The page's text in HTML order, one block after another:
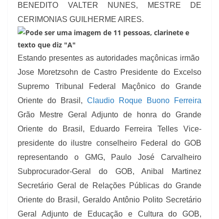
BENEDITO VALTER NUNES, MESTRE DE
CERIMONIAS GUILHERME AIRES.
Estando presentes as autoridades maçônicas irmão
Jose Moretzsohn de Castro Presidente do Excelso
Supremo Tribunal Federal Maçônico do Grande
Oriente do Brasil, Claudio Roque Buono Ferreira
Grão Mestre Geral Adjunto de honra do Grande
Oriente do Brasil, Eduardo Ferreira Telles Vice-
presidente do ilustre conselheiro Federal do GOB
representando o GMG, Paulo José Carvalheiro
Subprocurador-Geral do GOB, Anibal Martinez
Secretário Geral de Relações Públicas do Grande
Oriente do Brasil, Geraldo Antônio Polito Secretário
Geral Adjunto de Educação e Cultura do GOB,